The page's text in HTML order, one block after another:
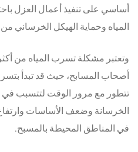
أساسي على تنفيذ أعمال العزل
المياه وحماية الهيكل الخرساني
وتعتبر مشكلة تسرب المياه من
أصحاب المسابح، حيث قد تبدأ
تتطور مع مرور الوقت لتتسبب
الخرسانة وضعف الأساسات
في المناطق المحيطة بالمسبح.